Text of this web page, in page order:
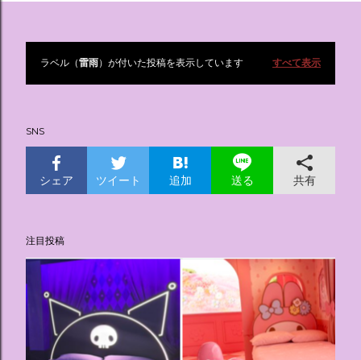
投ラベル（雷雨）が付いた投稿を表示しています すべて表示
SNS
シェア ツイート 追加 送る 共有
注目投稿